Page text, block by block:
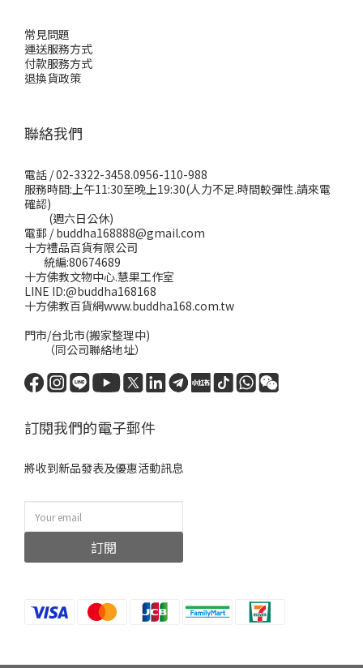
常見問題
運送服務方式
付款服務方式
退換貨政策
聯絡我們
電話 / 02-3322-3458.0956-110-988
服務時間:上午11:30至晚上19:30(人力不足.時間較彈性.請來電
確認)
(週六日公休)
電郵 / buddha168888@gmail.com
十方禮品百貨有限公司
統編:80674689
十方佛教文物中心.慧果工作室
LINE ID:@buddha168168
十方佛教百貨網www.buddha168.com.tw
門市/台北市(搬家整理中)
（同公司聯絡地址）
訂閱我們的電子郵件
將收到新品發表及優惠活動訊息
訂閱